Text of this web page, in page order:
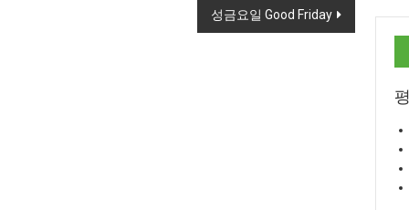
성금요일 Good Friday